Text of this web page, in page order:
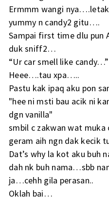
Ermmm wangi
yummy n candy2 gitu….
Sampai first time dlu pun
duk sniff2…
“Ur car smell like candy…”
Heee….tau xpa…..
Pastu kak ipaq aku pon
"hee ni msti bau acik ni
dgn vanilla"
smbil c zakwan wat muka
geram aih ngn dak kecik
Dat’s why la kot aku buh
dah nk buh nama…sbb
ja…cehh gila perasan..
Oklah bai…